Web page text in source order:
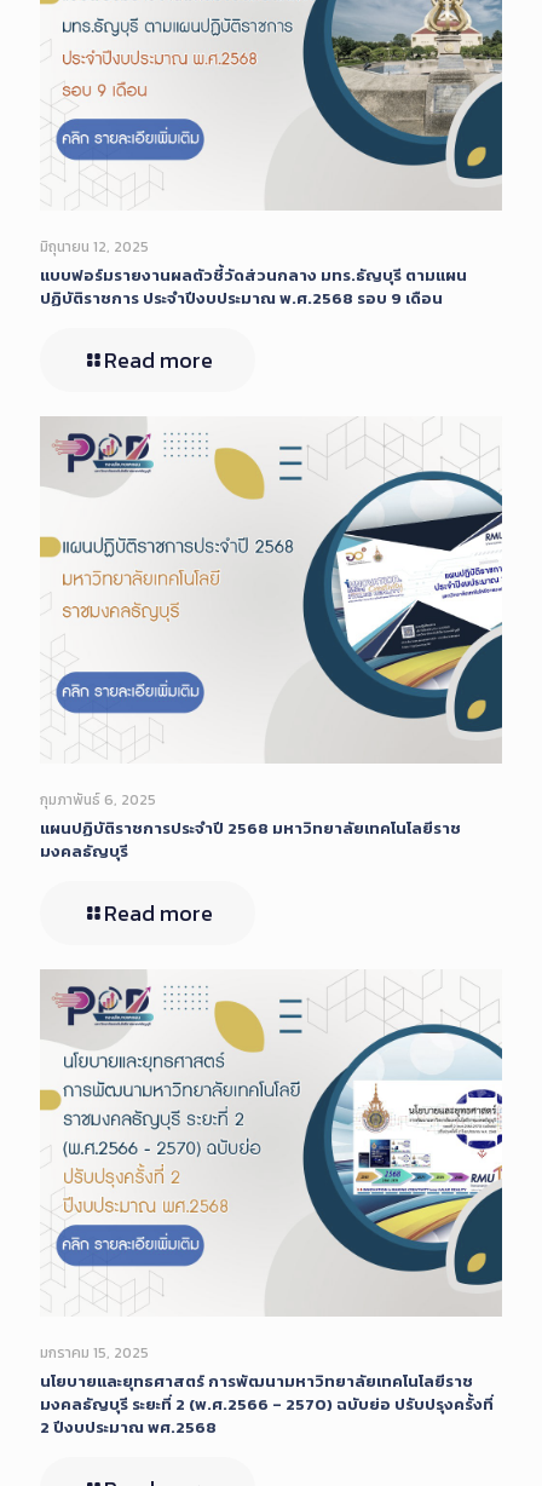
มิถุนายน 12, 2025
แบบฟอร์มรายงานผลตัวชี้วัดส่วนกลาง มทร.ธัญบุรี ตามแผน
ปฏิบัติราชการ ประจำปีงบประมาณ พ.ศ.2568 รอบ 9 เดือน
Read more
กุมภาพันธ์ 6, 2025
แผนปฏิบัติราชการประจำปี 2568 มหาวิทยาลัยเทคโนโลยีราช
มงคลธัญบุรี
Read more
มกราคม 15, 2025
นโยบายและยุทธศาสตร์ การพัฒนามหาวิทยาลัยเทคโนโลยีราช
มงคลธัญบุรี ระยะที่ 2 (พ.ศ.2566 – 2570) ฉบับย่อ ปรับปรุงครั้งที่
2 ปีงบประมาณ พศ.2568